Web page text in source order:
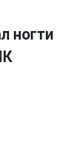
ногти